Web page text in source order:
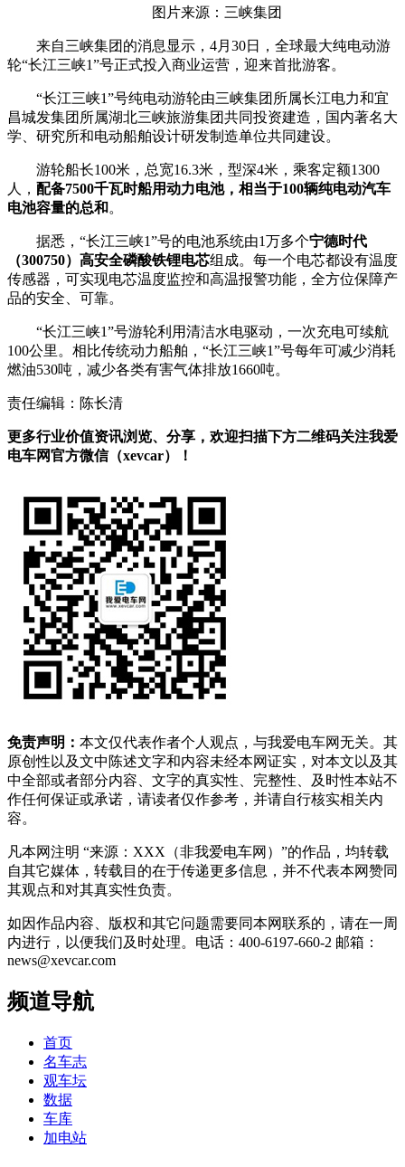
图片来源：三峡集团
来自三峡集团的消息显示，4月30日，全球最大纯电动游
轮“长江三峡1”号正式投入商业运营，迎来首批游客。
“长江三峡1”号纯电动游轮由三峡集团所属长江电力和宜
昌城发集团所属湖北三峡旅游集团共同投资建造，国内著名大
学、研究所和电动船舶设计研发制造单位共同建设。
游轮船长100米，总宽16.3米，型深4米，乘客定额1300
人， 配备7500千瓦时船用动力电池，相当于100辆纯电动汽车
电池容量的总和 。
据悉， “长江三峡1”号的电池系统由1万多个宁德时代
（300750）高安全磷酸铁锂电芯组成。每一个电芯都设有温度
传感器 ， 可实现电芯温度监控和高温报警功能 ， 全方位保障产
品的安全
可靠。
“长江三峡1”号游轮利用清洁水电驱动，一次充电可续航
100公里。相比传统动力船舶，“长江三峡1”号每年可减少消耗
燃油530吨，减少各类有害气体排放1660吨。
责任编辑：陈长清
更多行业价值资讯浏览、分享，欢迎扫描下方二维码关注我爱
电车网官方微信（xevcar）！
免责声明： 本文仅代表作者个人观点，与我爱电车网无关。其
原创性以及文中陈述文字和内容未经本网证实，对本文以及其
中全部或者部分内容、文字的真实性、完整性、及时性本站不
作任何保证或承诺，请读者仅作参考，并请自行核实相关内
容。
凡本网注明 “来源：XXX（非我爱电车网）”的作品，均转载
自其它媒体，转载目的在于传递更多信息，并不代表本网赞同
其观点和对其真实性负责。
如因作品内容、版权和其它问题需要同本网联系的，请在一周
内进行，以便我们及时处理。电话：400-6197-660-2 邮箱：
news@xevcar.com
频道导航
首页
名车志
观车坛
数据
车库
加电站